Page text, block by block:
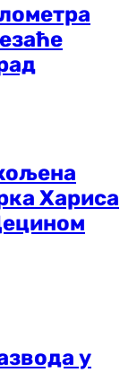
Хариса
у